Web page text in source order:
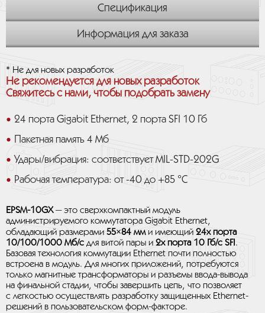
Спецификация
Информация для заказа
* Не для новых разработок
Не рекомендуется для новых разработок
Свяжитесь с нами, чтобы подобрать замену
24 порта Gigabit Ethernet, 2 порта SFI 10 Гб
Пакетная память 4 Мб
Удары/вибрация: соответствует MIL-STD-202G
Рабочая температура: от -40 до +85 °C
EPSM-10GX— это сверхкомпактный модуль
администрируемого коммутатора Gigabit Ethernet,
обладающий размерами 55×84 мми имеющий 24х порта
10/100/1000 Мб/с для витой пары и 2х порта 10 Гб/с SFI .
Базовая технология коммутации Ethernet почти полностью
встроена в модуль. Для многих приложений, потребуются
только магнитные трансформаторы и разъемы ввода-вывода
на финальной стадии, чтобы завершить цепь, что позволяет
с легкостью осуществлять разработку защищенных Ethernet-
решений в пользовательском форм-факторе.